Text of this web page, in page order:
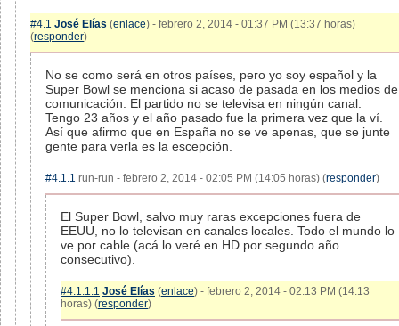
#4.1 José Elías (enlace) - febrero 2, 2014 - 01:37 PM (13:37 horas)
(responder)
No se como será en otros países, pero yo soy español y la
Super Bowl se menciona si acaso de pasada en los medios de
comunicación. El partido no se televisa en ningún canal.
Tengo 23 años y el año pasado fue la primera vez que la ví.
Así que afirmo que en España no se ve apenas, que se junte
gente para verla es la escepción.
#4.1.1 run-run - febrero 2, 2014 - 02:05 PM (14:05 horas) (responder)
El Super Bowl, salvo muy raras excepciones fuera de
EEUU, no lo televisan en canales locales. Todo el mundo lo
ve por cable (acá lo veré en HD por segundo año
consecutivo).
#4.1.1.1 José Elías (enlace) - febrero 2, 2014 - 02:13 PM (14:13
horas) (responder)